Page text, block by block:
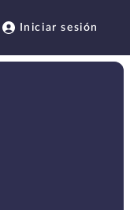
Iniciar sesión